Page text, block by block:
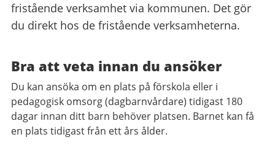
fristående verksamhet via kommunen. Det gör
du direkt hos de fristående verksamheterna.
Bra att veta innan du ansöker
Du kan ansöka om en plats på förskola eller i
pedagogisk omsorg (dagbarnvårdare) tidigast 180
dagar innan ditt barn behöver platsen. Barnet kan få
en plats tidigast från ett års ålder.